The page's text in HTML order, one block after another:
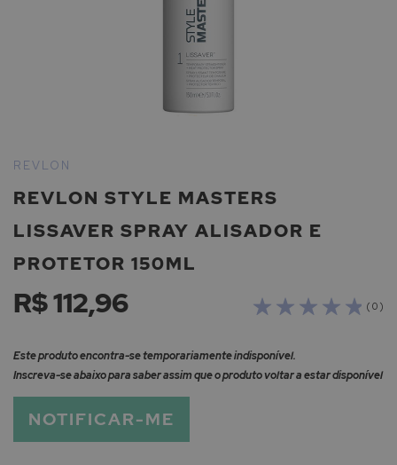
para
início
Galeria
de
imagens
REVLON STYLE MASTERS
LISSAVER SPRAY ALISADOR E
PROTETOR 150ML
REVLON
( 0 )
R$ 112,96
Este produto encontra-se temporariamente indisponível.
Inscreva-se abaixo para saber assim que o produto voltar a estar disponível
NOTIFICAR-ME